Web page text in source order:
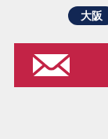
大阪